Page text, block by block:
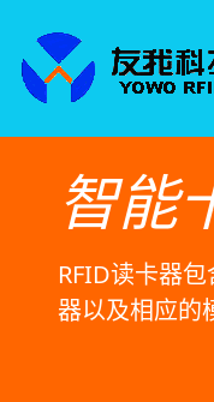
智能
RFID读卡器
器以及相应的